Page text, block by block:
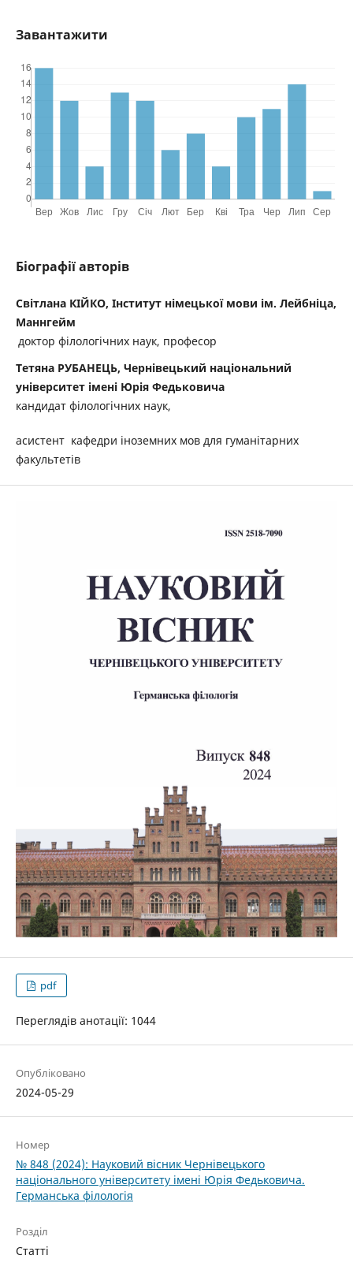
Завантажити
Біографії авторів
Світлана КІЙКО, Інститут німецької мови ім. Лейбніца,
Маннгейм
доктор філологічних наук, професор
Тетяна РУБАНЕЦЬ, Чернівецький національний
університет імені Юрія Федьковича
кандидат філологічних наук,
асистент кафедри іноземних мов для гуманітарних
факультетів
pdf
Переглядів анотації: 1044
Опубліковано
2024-05-29
Номер
№ 848 (2024): Науковий вісник Чернівецького
національного університету імені Юрія Федьковича.
Германська філологія
Розділ
Статті